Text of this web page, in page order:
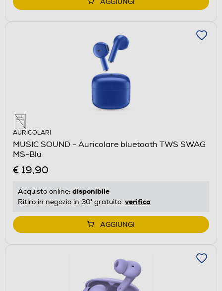
AURICOLARI
MUSIC SOUND - Auricolare bluetooth TWS SWAG
MS-Blu
€ 19,90
Acquisto online: disponibile
Ritiro in negozio in 30' gratuito: verifica
AGGIUNGI